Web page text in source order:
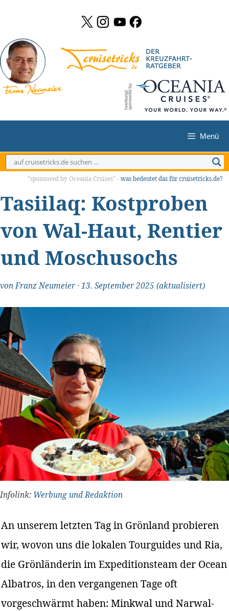
springen
Menü
"sponsored by Oceania Cruises" - was bedeutet das für cruisetricks.de?
Tasiilaq: Kostproben
von Wal-Haut, Rentier
und Moschusochs
vonFranz Neumeier·13. September 2025 (aktualisiert)
Infolink: Werbung und Redaktion
An unserem letzten Tag in Grönland probieren
wir, wovon uns die lokalen Tourguides und Ria,
die Grönländerin im Expeditionsteam der Ocean
Albatros, in den vergangenen Tage oft
vorgeschwärmt haben: Minkwal und Narwal-
"Transparent und ehrlich"